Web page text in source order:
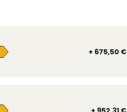
+ 675,50 €